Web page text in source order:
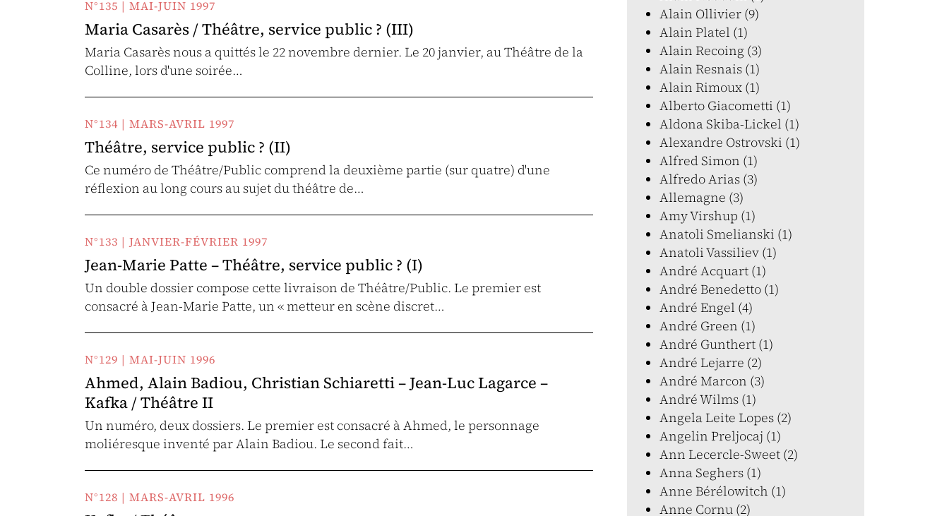
N°135 | MAI-JUIN 1997
Maria Casarès / Théâtre, service public ? (III)
Maria Casarès nous a quittés le 22 novembre dernier. Le 20 janvier, au Théâtre de la
Colline, lors d'une soirée…
N°134 | MARS-AVRIL 1997
Théâtre, service public ? (II)
Ce numéro de Théâtre/Public comprend la deuxième partie (sur quatre) d'une
réflexion au long cours au sujet du théâtre de…
N°133 | JANVIER-FÉVRIER 1997
Jean-Marie Patte – Théâtre, service public ? (I)
Un double dossier compose cette livraison de Théâtre/Public. Le premier est
consacré à Jean-Marie Patte, un « metteur en scène discret…
N°129 | MAI-JUIN 1996
Ahmed, Alain Badiou, Christian Schiaretti – Jean-Luc Lagarce –
Kafka / Théâtre II
Un numéro, deux dossiers. Le premier est consacré à Ahmed, le personnage
moliéresque inventé par Alain Badiou. Le second fait…
N°128 | MARS-AVRIL 1996
Alain Ollivier (9)
Alain Platel (1)
Alain Recoing (3)
Alain Resnais (1)
Alain Rimoux (1)
Alberto Giacometti (1)
Aldona Skiba-Lickel (1)
Alexandre Ostrovski (1)
Alfred Simon (1)
Alfredo Arias (3)
Allemagne (3)
Amy Virshup (1)
Anatoli Smelianski (1)
Anatoli Vassiliev (1)
André Acquart (1)
André Benedetto (1)
André Engel (4)
André Green (1)
André Gunthert (1)
André Lejarre (2)
André Marcon (3)
André Wilms (1)
Angela Leite Lopes (2)
Angelin Preljocaj (1)
Ann Lecercle-Sweet (2)
Anna Seghers (1)
Anne Bérélowitch (1)
Anne Cornu (2)